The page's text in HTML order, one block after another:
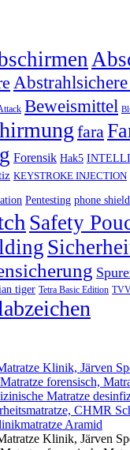
Abstrahlsichere
Beweismittel
fara
Forensik Hak5
KEYSTROKE INJECTION
Pentesting phone shield
Safety
tiger Tetra Basic Edition